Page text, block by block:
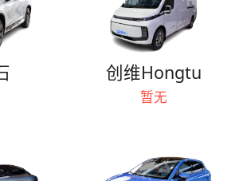
创维Hongtu
暂无